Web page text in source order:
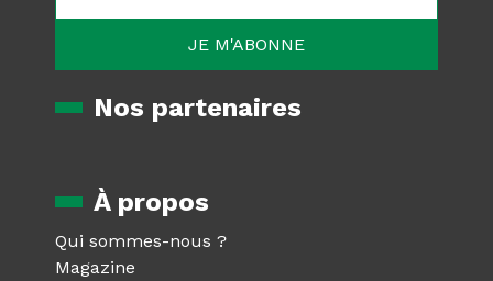
Nos partenaires
À propos
Qui sommes-nous ?
Magazine